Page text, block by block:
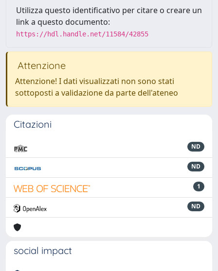
Utilizza questo identificativo per citare o creare un
link a questo documento:
https://hdl.handle.net/11584/42855
Attenzione
Attenzione! I dati visualizzati non sono stati
sottoposti a validazione da parte dell'ateneo
Citazioni
ND
ND
1
ND
social impact